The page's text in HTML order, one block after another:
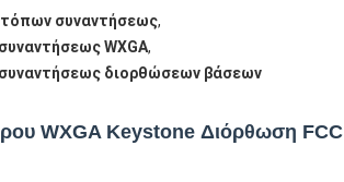
συναντήσεως,
WXGA,
διορθώσεων βάσεων
WXGA Keystone Διόρθωση FCC